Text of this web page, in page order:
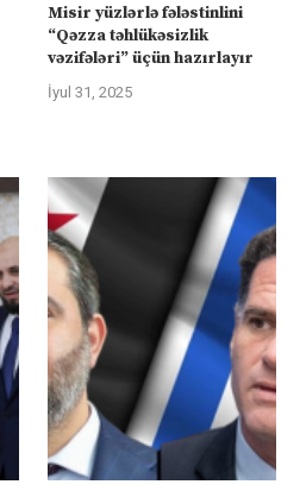
Misir yüzlərlə fələstinlini
“Qəzza təhlükəsizlik
vəzifələri” üçün hazırlayır
İyul 31, 2025